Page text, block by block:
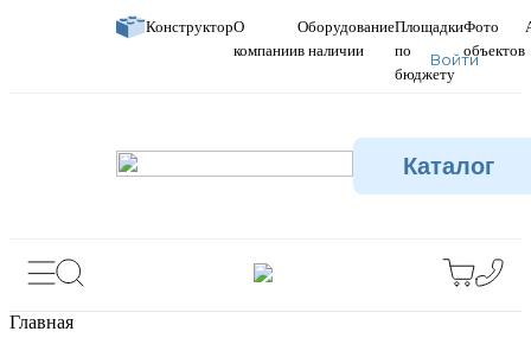
КонструкторО
компании
Оборудование
в наличии
Площадки
по
бюджету
Фото
объектов
Войти
Каталог
Главная